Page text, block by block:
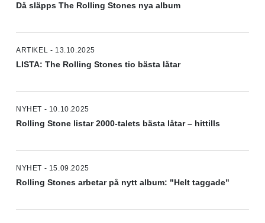
Då släpps The Rolling Stones nya album
ARTIKEL - 13.10.2025
LISTA: The Rolling Stones tio bästa låtar
NYHET - 10.10.2025
Rolling Stone listar 2000-talets bästa låtar – hittills
NYHET - 15.09.2025
Rolling Stones arbetar på nytt album: "Helt taggade"